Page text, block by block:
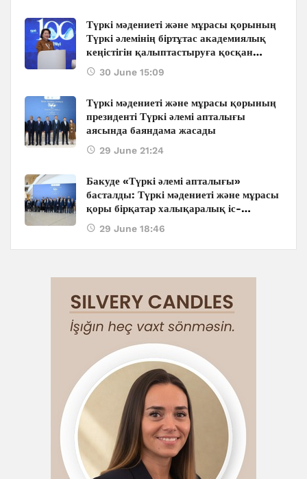
Түркі мәдениеті және мұрасы қорының
Түркі әлемінің біртұтас академиялық
кеңістігін қалыптастыруға қосқан
ауқымды қолдауы: Бакуде өтіп жатқан
халықаралық конференцияның
30 June 15:09
Түркі мәдениеті және мұрасы қорының
президенті Түркі әлемі апталығы
аясында баяндама жасады
29 June 21:24
Бакуде «Түркі әлемі апталығы»
басталды: Түркі мәдениеті және мұрасы
қоры бірқатар халықаралық іс-
шараларды ұйымдастырады
29 June 18:46